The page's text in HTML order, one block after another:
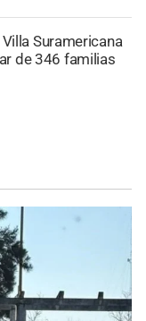
Suramericana
de 346 familias